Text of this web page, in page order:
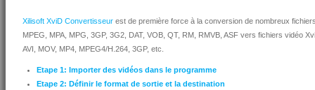
Xilisoft XviD Convertisseur est de première force à la conversion de nombreux
MPEG, MPA, MPG, 3GP, 3G2, DAT, VOB, QT, RM, RMVB, ASF vers fichiers vidéo
AVI, MOV, MP4, MPEG4/H.264, 3GP, etc.
Etape 1: Importer des vidéos dans le programme
Etape 2: Définir le format de sortie et la destination